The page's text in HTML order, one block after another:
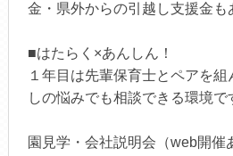
金・県外からの引越し支援金も
■はたらく×あんしん！
１年目は先輩保育士とペアを
しの悩みでも相談できる環境で
園見学・会社説明会（web開催